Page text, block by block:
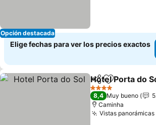
Opción destacada
Elige fechas para ver los precios exactos
CompartirAgregar a
Hotel Porta do
4 Estrellas
8,4 Muy bueno
Caminha
Vistas